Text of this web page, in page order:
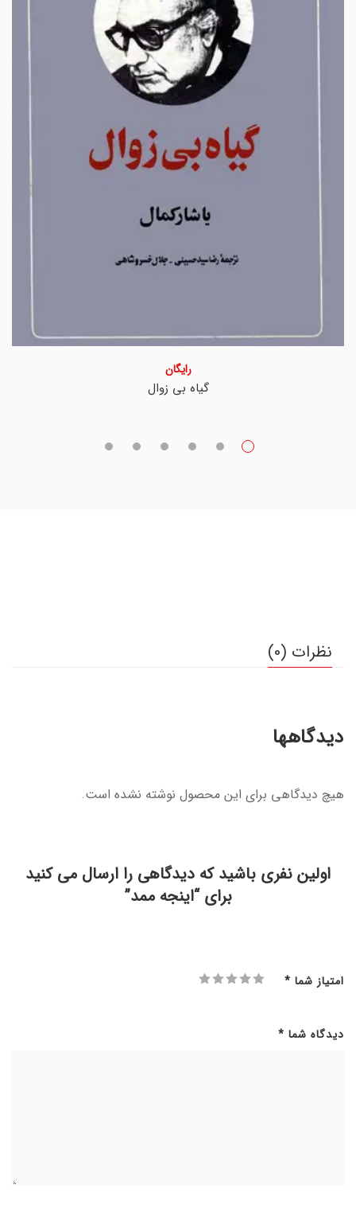
گیاه بی زوال
رایگان
نظرات (0)
دیدگاهها
هیچ دیدگاهی برای این محصول نوشته نشده است.
اولین نفری باشید که دیدگاهی را ارسال می کنید
برای “اینجه ممد”
امتیاز شما *
دیدگاه شما *